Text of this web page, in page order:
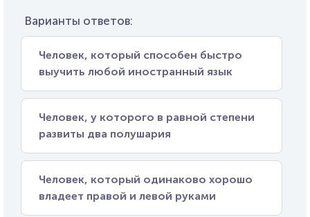
Варианты ответов:
Человек, который способен быстро
выучить любой иностранный язык
Человек, у которого в равной степени
развиты два полушария
Человек, который одинаково хорошо
владеет правой и левой руками